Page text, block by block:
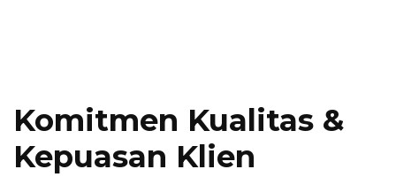
Komitmen Kualitas &
Kepuasan Klien